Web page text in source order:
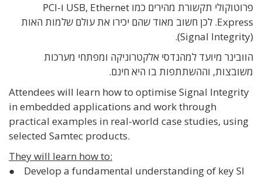
פרוטוקולי תקשורת מהירים כמו USB, Ethernet ו-PCI
Express. לכן חשוב מאוד שהם יכירו את עולם שלמות האות
(Signal Integrity).
הוובינר מיועד למהנדסי אלקטרוניקה ומפתחי מערכות
משובצות, וההשתתפות בו היא חינם.
Attendees will learn how to optimise Signal Integrity
in embedded applications and work through
practical examples in real-world case studies, using
selected Samtec products.
They will learn how to:
● Develop a fundamental understanding of key SI